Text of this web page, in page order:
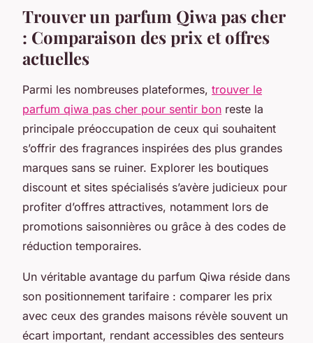
Trouver un parfum Qiwa pas cher
: Comparaison des prix et offres
actuelles
Parmi les nombreuses plateformes, trouver le
parfum qiwa pas cher pour sentir bon reste la
principale préoccupation de ceux qui souhaitent
s’offrir des fragrances inspirées des plus grandes
marques sans se ruiner. Explorer les boutiques
discount et sites spécialisés s’avère judicieux pour
profiter d’offres attractives, notamment lors de
promotions saisonnières ou grâce à des codes de
réduction temporaires.
Un véritable avantage du parfum Qiwa réside dans
son positionnement tarifaire : comparer les prix
avec ceux des grandes maisons révèle souvent un
écart important, rendant accessibles des senteurs